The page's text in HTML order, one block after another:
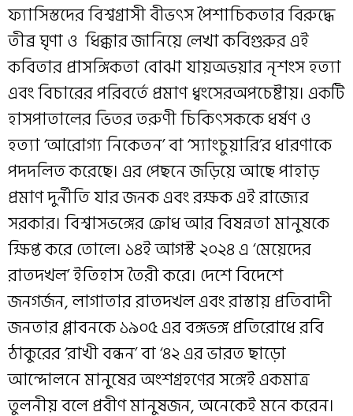
ফ্যাসিস্তদের বিশ্বগ্রাসী বীভৎস পৈশাচিকতার বিরুদ্ধে
তীব্র ঘৃণা ও ধিক্কার জানিয়ে লেখা কবিগুরুর এই
কবিতার প্রাসঙ্গিকতা বোঝা যায়অভয়ার নৃশংস হত্যা
এবং বিচারের পরিবর্তে প্রমাণ ধ্বংসেরঅপচেষ্টায়। একটি
হাসপাতালের ভিতর তরুণী চিকিৎসককে ধর্ষণ ও
হত্যা ‘আরোগ্য নিকেতন’ বা ‘স্যাংচুয়ারি’র ধারণাকে
পদদলিত করেছে। এর পেছনে জড়িয়ে আছে পাহাড়
প্রমাণ দুর্নীতি যার জনক এবং রক্ষক এই রাজ্যের
সরকার। বিশ্বাসভঙ্গের ক্রোধ আর বিষন্নতা মানুষকে
ক্ষিপ্ত করে তোলে। ১৪ই আগস্ট ২০২৪ এ ‘মেয়েদের
রাতদখল’ ইতিহাস তৈরী করে। দেশে বিদেশে
জনগর্জন, লাগাতার রাতদখল এবং রাস্তায় প্রতিবাদী
জনতার প্লাবনকে ১৯০৫ এর বঙ্গভঙ্গ প্রতিরোধে রবি
ঠাকুরের ‘রাখী বন্ধন’ বা ‘৪২ এর ভারত ছাড়ো
আন্দোলনে মানুষের অংশগ্রহণের সঙ্গেই একমাত্র
তুলনীয় বলে প্রবীণ মানুষজন, অনেকেই মনে করেন।